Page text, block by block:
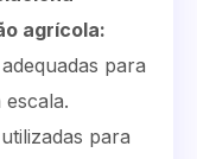
agrícola:
para
para